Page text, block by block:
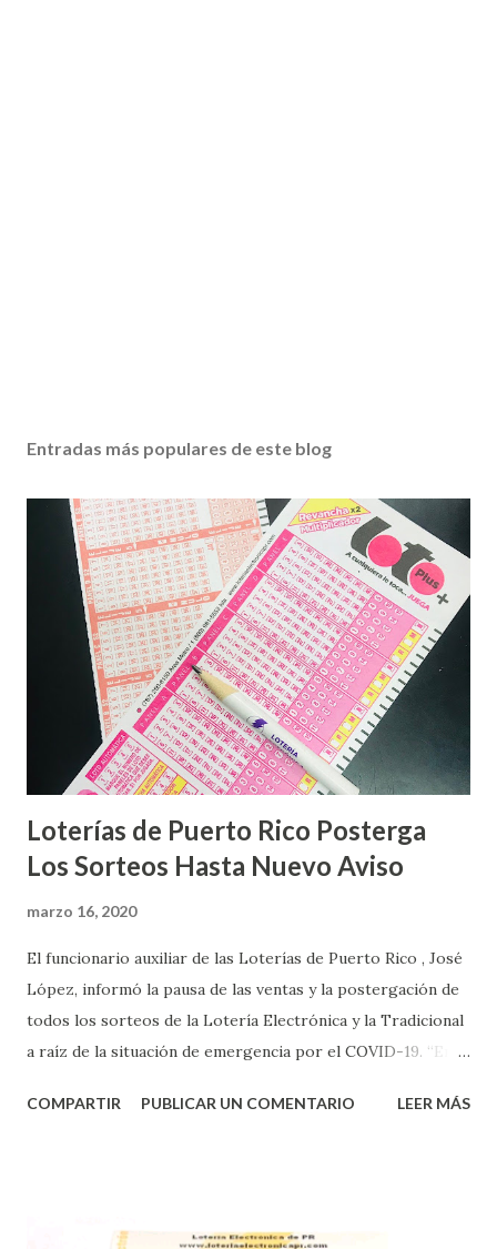
Entradas más populares de este blog
Loterías de Puerto Rico Posterga
Los Sorteos Hasta Nuevo Aviso
marzo 16, 2020
El funcionario auxiliar de las Loterías de Puerto Rico , José
López, informó la pausa de las ventas y la postergación de
todos los sorteos de la Lotería Electrónica y la Tradicional
a raíz de la situación de emergencia por el COVID-19. “En
proteger la salud de nuestros empleados, vendedores y
instantáneos”, indicó López. Sobre el sorteo de Powerball,
COMPARTIR PUBLICAR UN COMENTARIO LEER MÁS